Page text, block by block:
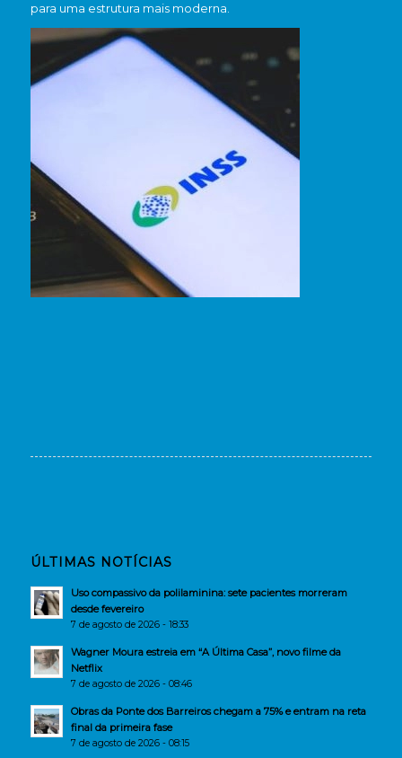
para uma estrutura mais moderna.
ÚLTIMAS NOTÍCIAS
Uso compassivo da polilaminina: sete pacientes morreram
desde fevereiro
7 de agosto de 2026 - 18:33
Wagner Moura estreia em “A Última Casa”, novo filme da
Netflix
7 de agosto de 2026 - 08:46
Obras da Ponte dos Barreiros chegam a 75% e entram na reta
final da primeira fase
7 de agosto de 2026 - 08:15